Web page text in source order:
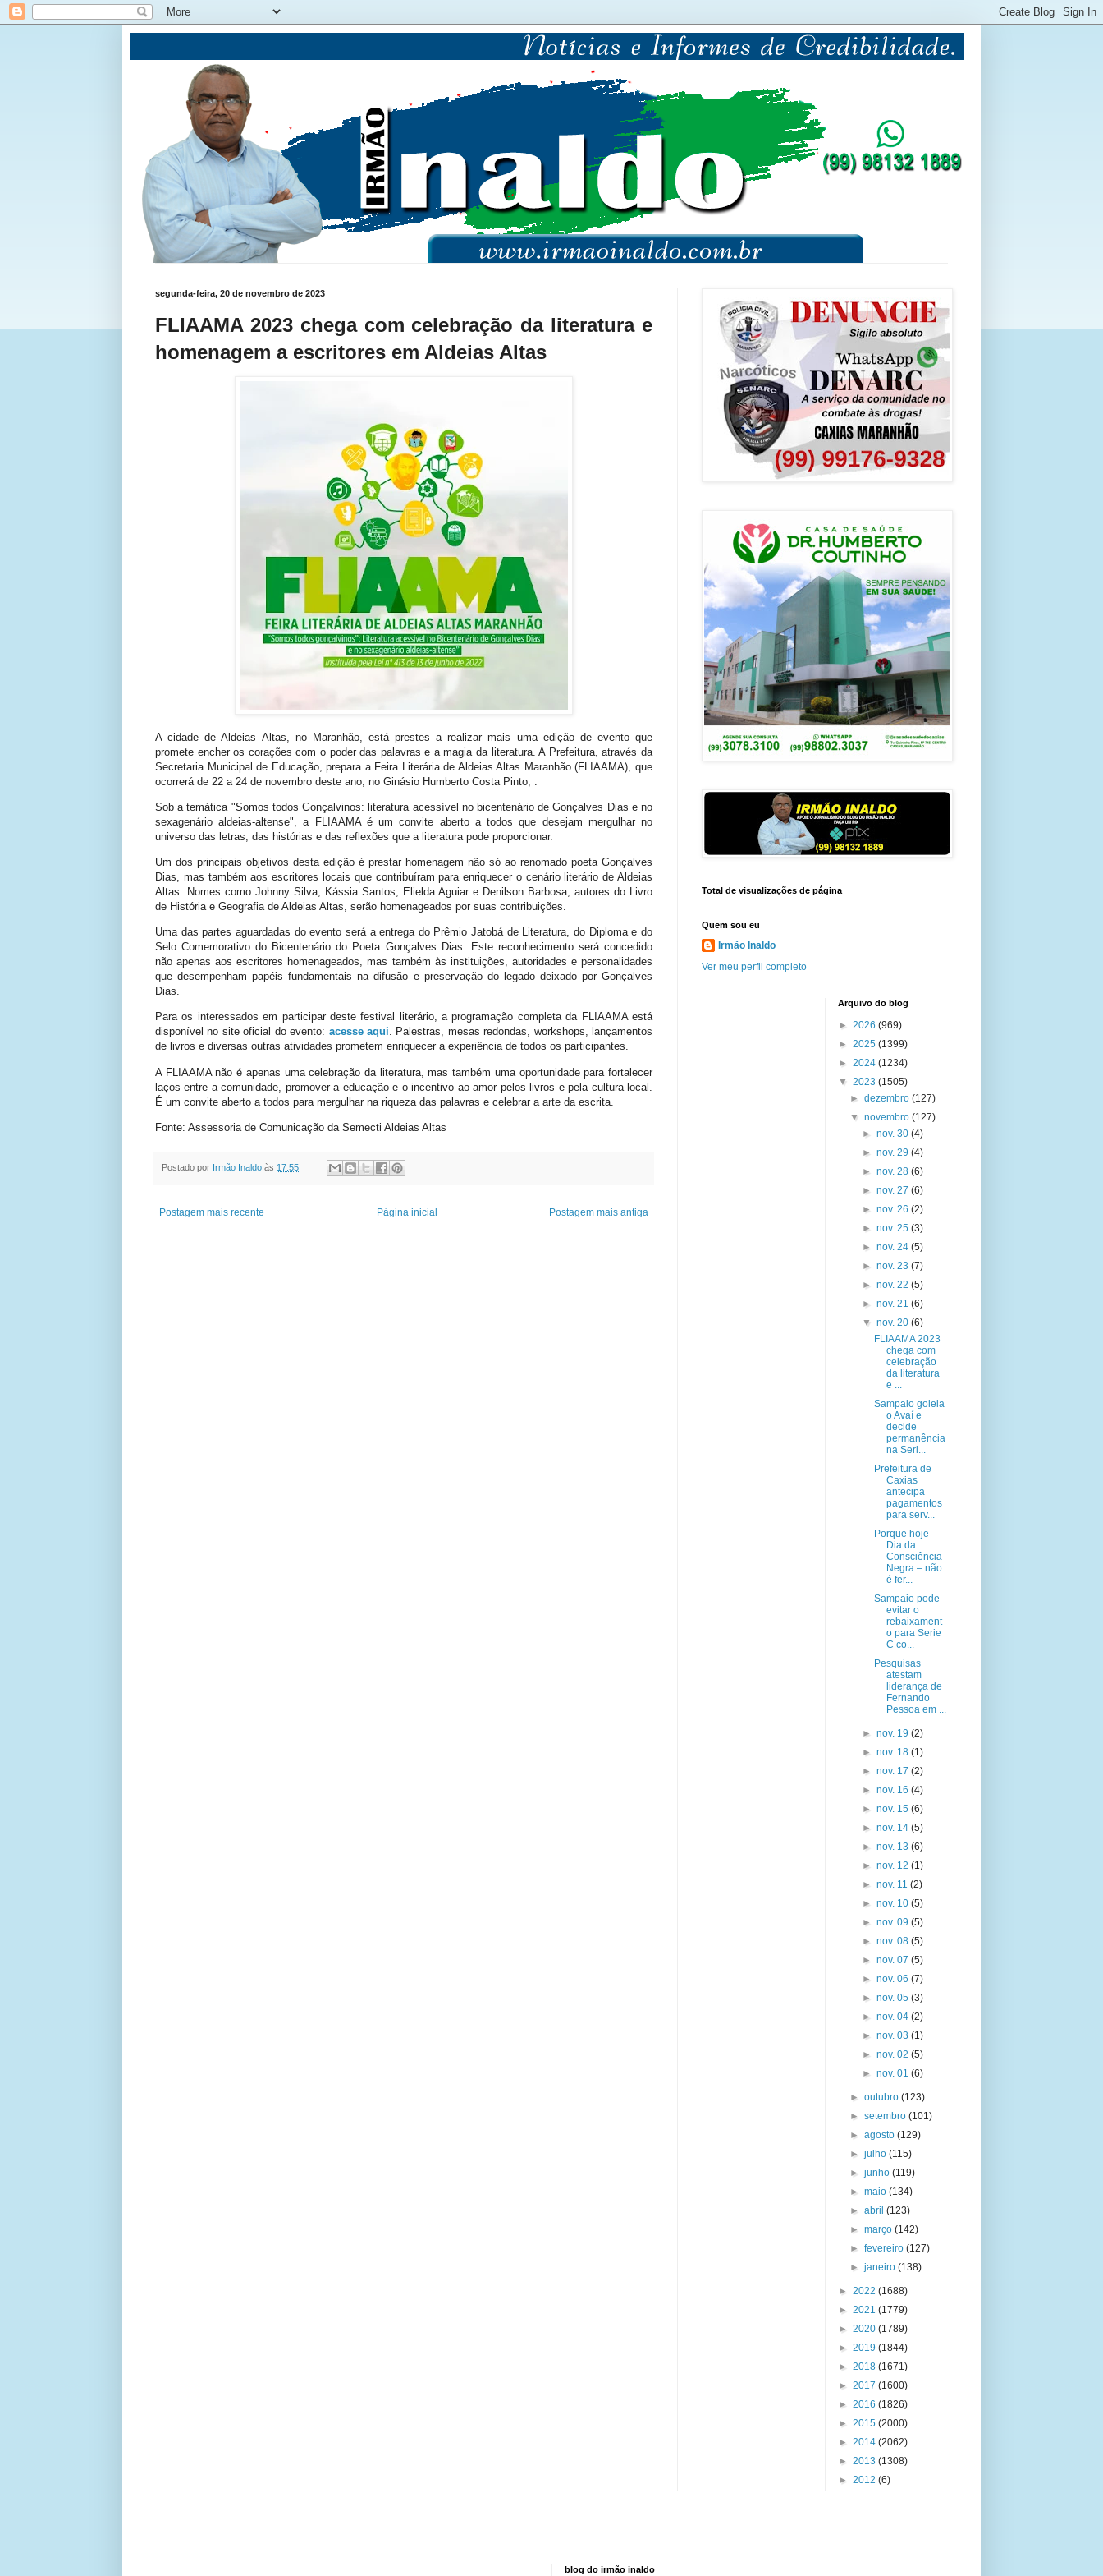
segunda-feira, 20 de novembro de 2023
FLIAAMA 2023 chega com celebração da literatura e
homenagem a escritores em Aldeias Altas
A cidade de Aldeias Altas, no Maranhão, está prestes a realizar mais uma edição de evento que
promete encher os corações com o poder das palavras e a magia da literatura. A Prefeitura, através da
Secretaria Municipal de Educação, prepara a Feira Literária de Aldeias Altas Maranhão (FLIAAMA), que
ocorrerá de 22 a 24 de novembro deste ano, no Ginásio Humberto Costa Pinto, .
Sob a temática "Somos todos Gonçalvinos: literatura acessível no bicentenário de Gonçalves Dias e no
sexagenário aldeias-altense", a FLIAAMA é um convite aberto a todos que desejam mergulhar no
universo das letras, das histórias e das reflexões que a literatura pode proporcionar.
Um dos principais objetivos desta edição é prestar homenagem não só ao renomado poeta Gonçalves
Dias, mas também aos escritores locais que contribuíram para enriquecer o cenário literário de Aldeias
Altas. Nomes como Johnny Silva, Kássia Santos, Elielda Aguiar e Denilson Barbosa, autores do Livro
de História e Geografia de Aldeias Altas, serão homenageados por suas contribuições.
Uma das partes aguardadas do evento será a entrega do Prêmio Jatobá de Literatura, do Diploma e do
Selo Comemorativo do Bicentenário do Poeta Gonçalves Dias. Este reconhecimento será concedido
não apenas aos escritores homenageados, mas também às instituições, autoridades e personalidades
que desempenham papéis fundamentais na difusão e preservação do legado deixado por Gonçalves
Dias.
Para os interessados em participar deste festival literário, a programação completa da FLIAAMA está
disponível no site oficial do evento: acesse aqui. Palestras, mesas redondas, workshops, lançamentos
de livros e diversas outras atividades prometem enriquecer a experiência de todos os participantes.
A FLIAAMA não é apenas uma celebração da literatura, mas também uma oportunidade para fortalecer
laços entre a comunidade, promover a educação e o incentivo ao amor pelos livros e pela cultura local.
É um convite aberto a todos para mergulhar na riqueza das palavras e celebrar a arte da escrita.
Fonte: Assessoria de Comunicação da Semecti Aldeias Altas
Postado por Irmão Inaldo às 17:55
Postagem mais recente Postagem mais antiga
Página inicial
Total de visualizações de página
Quem sou eu
Irmão Inaldo
Ver meu perfil completo
Arquivo do blog
► 2026 (969)
► 2025 (1399)
► 2024 (1234)
▼ 2023 (1505)
►dezembro(127)
▼novembro(127)
► nov. 30 (4)
► nov. 29 (4)
► nov. 28 (6)
► nov. 27 (6)
► nov. 26 (2)
► nov. 25 (3)
► nov. 24 (5)
► nov. 23 (7)
► nov. 22 (5)
► nov. 21 (6)
▼ nov. 20 (6)
FLIAAMA 2023
chega com
celebração
da literatura
e ...
Sampaio goleia
o Avaí e
decide
permanência
na Seri...
Prefeitura de
Caxias
antecipa
pagamentos
para serv...
Porque hoje –
Dia da
Consciência
Negra – não
é fer...
Sampaio pode
evitar o
rebaixament
o para Serie
C co...
Pesquisas
atestam
liderança de
Fernando
Pessoa em ...
► nov. 19 (2)
► nov. 18 (1)
► nov. 17 (2)
► nov. 16 (4)
► nov. 15 (6)
► nov. 14 (5)
► nov. 13 (6)
► nov. 12 (1)
► nov. 11 (2)
► nov. 10 (5)
► nov. 09 (5)
► nov. 08 (5)
► nov. 07 (5)
► nov. 06 (7)
► nov. 05 (3)
► nov. 04 (2)
► nov. 03 (1)
► nov. 02 (5)
► nov. 01 (6)
►outubro(123)
►setembro(101)
►agosto(129)
►julho(115)
►junho(119)
►maio(134)
►abril(123)
►março(142)
►fevereiro(127)
►janeiro(138)
► 2022 (1688)
► 2021 (1779)
► 2020 (1789)
► 2019 (1844)
► 2018 (1671)
► 2017 (1600)
► 2016 (1826)
► 2015 (2000)
► 2014 (2062)
► 2013 (1308)
► 2012 (6)
blog do irmão inaldo